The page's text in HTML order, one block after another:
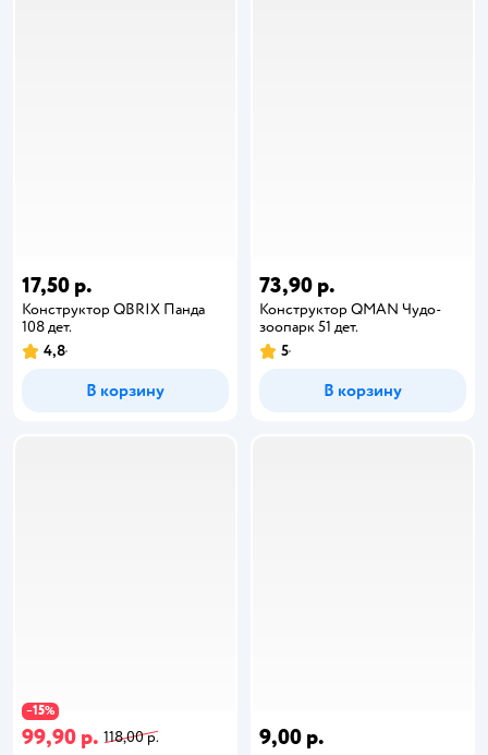
17,50 р.
Конструктор QBRIX Панда
108 дет.
4,8
В корзину
73,90 р.
Конструктор QMAN Чудо-
зоопарк 51 дет.
5
В корзину
−15%
99,90 р. 118,00 р.
9,00 р.